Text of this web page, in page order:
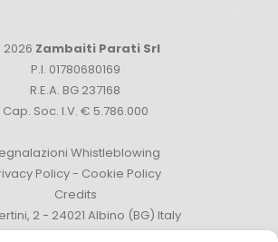
Zambaiti Parati Srl
P.I. 01780680169
R.E.A. BG 237168
Cap. Soc. I.V. € 5.786.000
Whistleblowing
Policy- Cookie Policy
Credits
2 - 24021 Albino (BG) Italy
759111 -info@zambaitiparati.com